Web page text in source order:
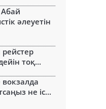
әлеуетін
тоқ...
не іс...